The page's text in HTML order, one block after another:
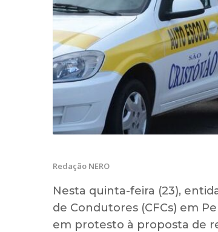
Redação NERO
Nesta quinta-feira (23),
de Condutores (CFCs) em
em protesto à proposta de